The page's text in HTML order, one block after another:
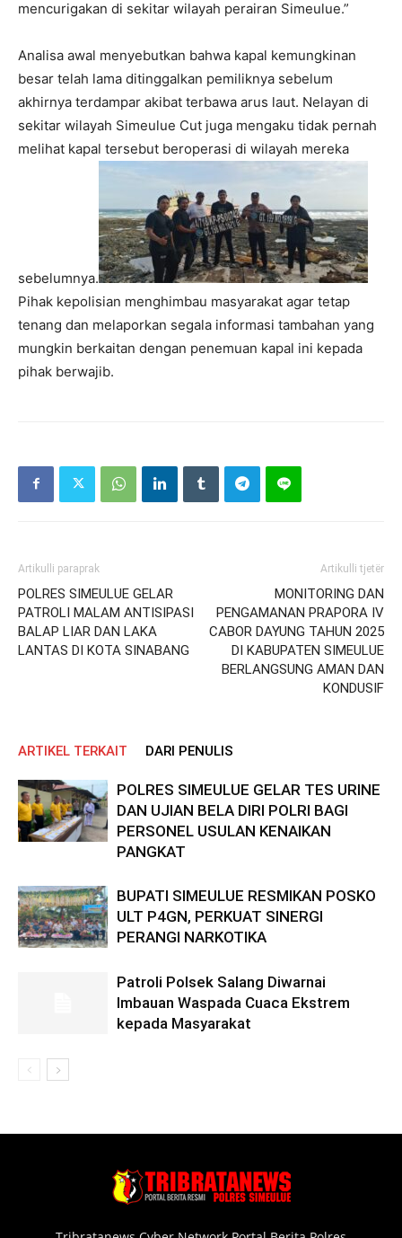
mencurigakan di sekitar wilayah perairan Simeulue.”
Analisa awal menyebutkan bahwa kapal kemungkinan
besar telah lama ditinggalkan pemiliknya sebelum
akhirnya terdampar akibat terbawa arus laut. Nelayan di
sekitar wilayah Simeulue Cut juga mengaku tidak pernah
melihat kapal tersebut beroperasi di wilayah mereka
sebelumnya.
Pihak kepolisian menghimbau masyarakat agar tetap
tenang dan melaporkan segala informasi tambahan yang
mungkin berkaitan dengan penemuan kapal ini kepada
pihak berwajib.
Artikulli paraprak
POLRES SIMEULUE GELAR
PATROLI MALAM ANTISIPASI
BALAP LIAR DAN LAKA
LANTAS DI KOTA SINABANG
Artikulli tjetër
MONITORING DAN
PENGAMANAN PRAPORA IV
CABOR DAYUNG TAHUN 2025
DI KABUPATEN SIMEULUE
BERLANGSUNG AMAN DAN
KONDUSIF
ARTIKEL TERKAIT DARI PENULIS
POLRES SIMEULUE GELAR TES URINE
DAN UJIAN BELA DIRI POLRI BAGI
PERSONEL USULAN KENAIKAN
PANGKAT
BUPATI SIMEULUE RESMIKAN POSKO
ULT P4GN, PERKUAT SINERGI
PERANGI NARKOTIKA
Patroli Polsek Salang Diwarnai
Imbauan Waspada Cuaca Ekstrem
kepada Masyarakat